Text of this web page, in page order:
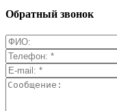
Обратный звонок